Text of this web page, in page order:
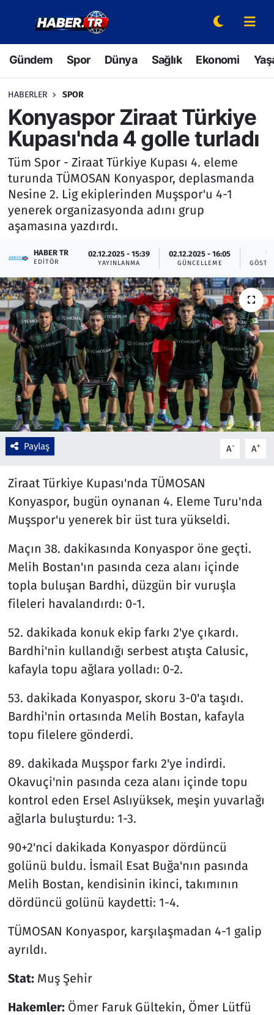
Gündem Spor Dünya Sağlık Ekonomi
HABERLER SPOR
Konyaspor Ziraat Türkiye
Kupası'nda 4 golle turladı
Tüm Spor - Ziraat Türkiye Kupası 4. eleme
turunda TÜMOSAN Konyaspor, deplasmanda
Nesine 2. Lig ekiplerinden Muşspor'u 4-1
yenerek organizasyonda adını grup
aşamasına yazdırdı.
HABER TR
EDITÖR
02.12.2025 - 15:39
YAYINLANMA
02.12.2025 - 16:05
GÜNCELLEME
1
Paylaş A- A+
Ziraat Türkiye Kupası'nda TÜMOSAN
Konyaspor, bugün oynanan 4. Eleme Turu'nda
Muşspor'u yenerek bir üst tura yükseldi.
Maçın 38. dakikasında Konyaspor öne geçti.
Melih Bostan'ın pasında ceza alanı içinde
topla buluşan Bardhi, düzgün bir vuruşla
fileleri havalandırdı: 0-1.
52. dakikada konuk ekip farkı 2'ye çıkardı.
Bardhi'nin kullandığı serbest atışta Calusic,
kafayla topu ağlara yolladı: 0-2.
53. dakikada Konyaspor, skoru 3-0'a taşıdı.
Bardhi'nin ortasında Melih Bostan, kafayla
topu filelere gönderdi.
89. dakikada Muşspor farkı 2'ye indirdi.
Okavuçi'nin pasında ceza alanı içinde topu
kontrol eden Ersel Aslıyüksek, meşin yuvarlağı
ağlarla buluşturdu: 1-3.
90+2'nci dakikada Konyaspor dördüncü
golünü buldu. İsmail Esat Buğa'nın pasında
Melih Bostan, kendisinin ikinci, takımının
dördüncü golünü kaydetti: 1-4.
TÜMOSAN Konyaspor, karşılaşmadan 4-1 galip
ayrıldı.
Stat:Muş Şehir
Hakemler:Ömer Faruk Gültekin, Ömer Lütfü
Gündem
Spor
Sağlık
Ekonomi
Yaşam
Hava Durumu
Bilim ve Teknoloji
Çevre & Doğa
Eğitim
Turizm
Yerel
Hava Durumu
Trafik Durumu
Süper Lig Puan Durumu ve Fikstür
Tüm Manşetler
Son Dakika Haberleri
Haber Arşivi